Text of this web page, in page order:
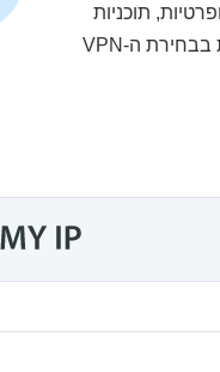
תוכניות
תמחור ועוד. מכאן, לא משנה מה סדר העדיפויות שלכם, יש לכם אפשרות לקבל החלטה מושכלת בבחירת ה-VPN